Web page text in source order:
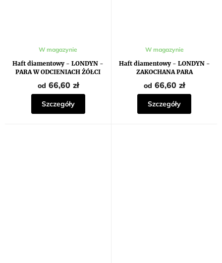
Haft diamentowy - LONDYN -
PARA W ODCIENIACH ŻÓŁCI
W magazynie
od 66,60 zł
Szczegóły
Haft diamentowy - LONDYN -
ZAKOCHANA PARA
W magazynie
od 66,60 zł
Szczegóły